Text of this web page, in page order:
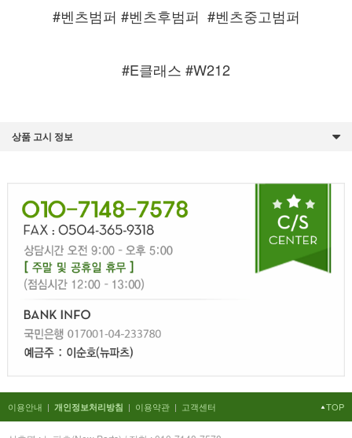
#벤츠범퍼 #벤츠후범퍼 #벤츠중고범퍼
#E클래스 #W212
상품 고시 정보
이용안내 | 개인정보처리방침 | 이용약관 | 고객센터 TOP